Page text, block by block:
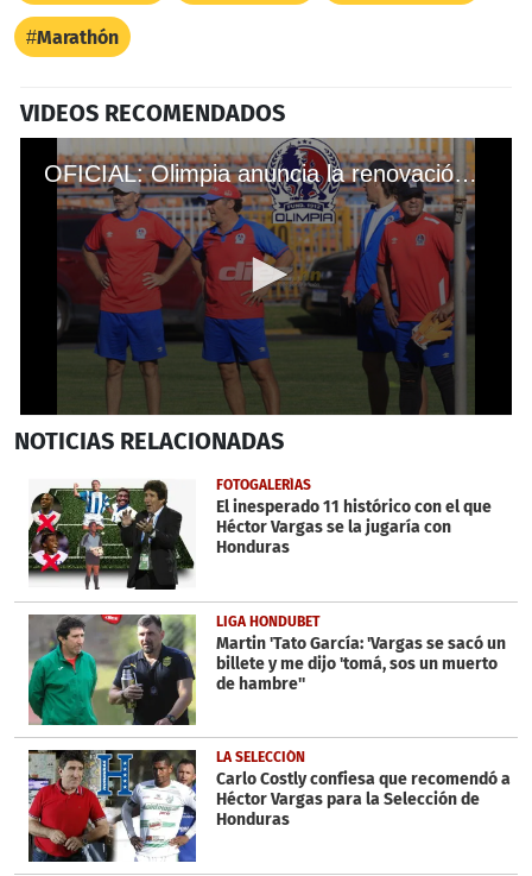
Marathón
VIDEOS RECOMENDADOS
OFICIAL: Olimpia anuncia la renovación de Pedro Troglio y su cuerpo técnico
seconds
seconds
NOTICIAS RELACIONADAS
FOTOGALERÍAS
El inesperado 11 histórico con el que
Héctor Vargas se la jugaría con
Honduras
LIGA HONDUBET
Martin 'Tato García: 'Vargas se sacó un
billete y me dijo 'tomá, sos un muerto
de hambre''
LA SELECCIÓN
Carlo Costly confiesa que recomendó a
Héctor Vargas para la Selección de
Honduras